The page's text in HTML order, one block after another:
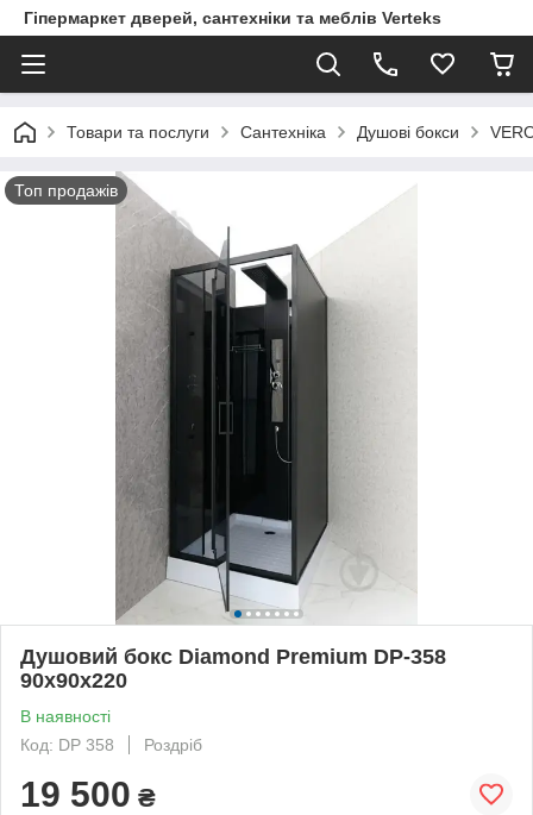
Гіпермаркет дверей, сантехніки та меблів Verteks
Товари та послуги Сантехніка Душові бокси
Топ продажів
Душовий бокс Diamond Premium DP-358
90х90х220
В наявності
Код: DP 358
Роздріб
19 500 ₴